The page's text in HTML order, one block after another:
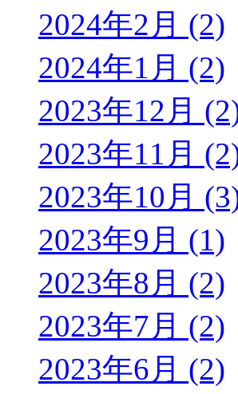
2024年2月 (2)
2024年1月 (2)
2023年12月
2023年11月
2023年10月
2023年9月 (1)
2023年8月 (2)
2023年7月 (2)
2023年6月 (2)